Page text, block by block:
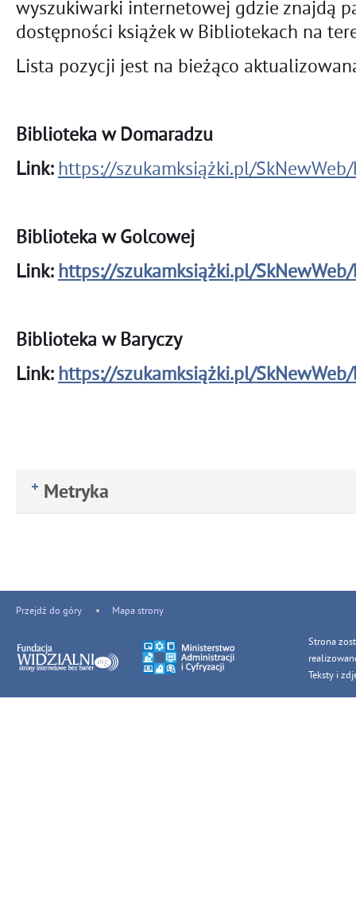
wyszukiwarki internetowej gdzie znajdą
dostępności książek w Bibliotekach na
Lista pozycji jest na bieżąco
Biblioteka w Domaradzu
Link: https://szukamksiążki.pl/
Biblioteka w Golcowej
Link: https://szukamksiążki.pl/
Biblioteka w Baryczy
Link: https://szukamksiążki.pl/
Metryka
Przejdź do góry Mapa strony
Strona
Teksty i